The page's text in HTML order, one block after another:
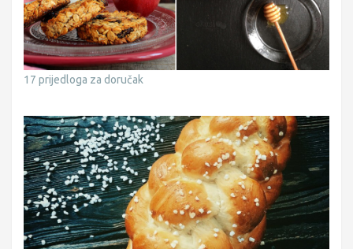
17 prijedloga za doručak